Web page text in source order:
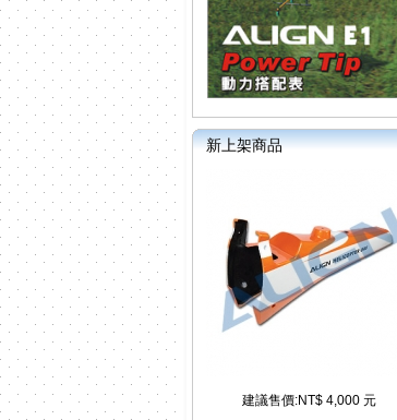
新上架商品
建議售價:NT$ 4,000 元